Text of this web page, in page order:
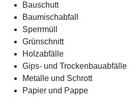
Bauschutt
Baumischabfall
Sperrmüll
Grünschnitt
Holzabfälle
Gips- und Trockenbauabfälle
Metalle und Schrott
Papier und Pappe